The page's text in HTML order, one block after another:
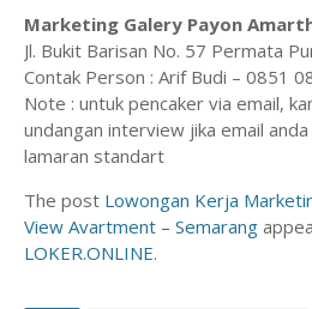
Marketing Galery Payon
Jl. Bukit Barisan No. 57 Permata
Contak Person : Arif Budi – 0851
Note : untuk pencaker via email,
undangan interview jika email
lamaran standart
The post Lowongan Kerja
View Avartment – Semarang
LOKER.ONLINE.